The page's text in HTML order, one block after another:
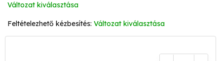
Változat kiválasztása
Változat kiválasztása